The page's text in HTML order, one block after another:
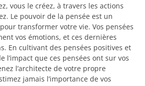
vous le créez, à travers les actions
Le pouvoir de la pensée est un
transformer votre vie. Vos pensées
vos émotions, et ces dernières
En cultivant des pensées positives et
l’impact que ces pensées ont sur vos
l’architecte de votre propre
jamais l’importance de vos